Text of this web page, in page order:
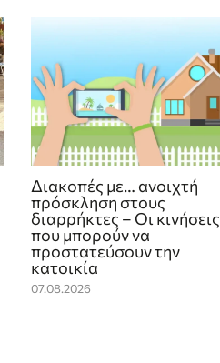
Διακοπές με… ανοιχτή
πρόσκληση στους
διαρρήκτες – Οι κινήσεις
που μπορούν να
προστατεύσουν την
κατοικία
07.08.2026